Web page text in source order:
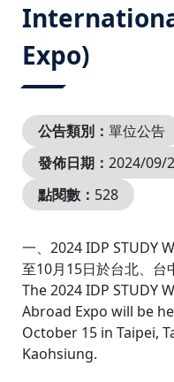
Expo)
公告類別： 單位公告
發佈日期： 2024/09/
點閱數： 528
一、2024 IDP STUDY
至10月15日於台北、台
The 2024 IDP STUDY
Abroad Expo will be
October 15 in Taipei,
Kaohsiung.